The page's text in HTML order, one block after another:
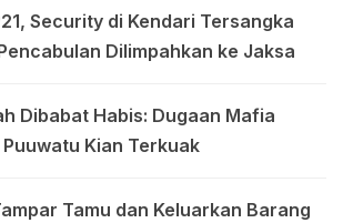
Security di Kendari Tersangka
Dilimpahkan ke Jaksa
Dibabat Habis: Dugaan Mafia
Kian Terkuak
Tamu dan Keluarkan Barang